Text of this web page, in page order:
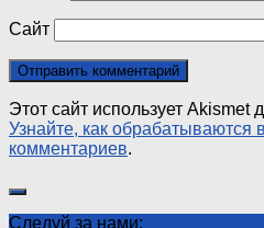
Сайт
Этот сайт использует
Узнайте, как
комментариев.
Следуй за нами: